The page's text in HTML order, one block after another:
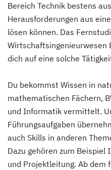
Bereich Technik bestens
Herausforderungen aus
lösen können. Das
Wirtschaftsingenieurwesen
dich auf eine solche
Du bekommst Wissen in
mathematischen Fächern,
und Informatik vermittelt.
Führungsaufgaben
auch Skills in anderen
Dazu gehören zum
und Projektleitung. Ab dem